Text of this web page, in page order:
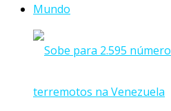
Mundo